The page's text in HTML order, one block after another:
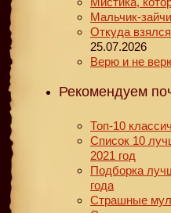
Мальчик-
Откуда
25.07.2026
Верю и не
Рекомендуем
Топ-10
Список 10
2021 год
Подборка
года
Страшные